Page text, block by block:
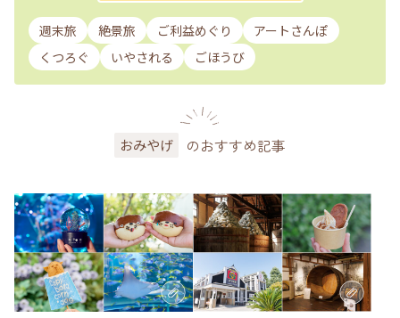
週末旅 絶景旅 ご利益めぐり
アートさんぽ
くつろぐ
いやされる ごほうび
おみやげ のおすすめ記事